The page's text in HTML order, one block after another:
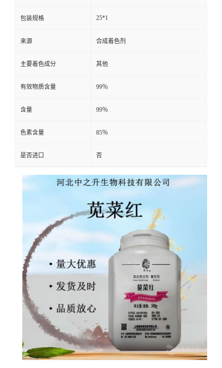
包装规格 25*1
来源 合成着色剂
主要着色成分 其他
有效物质含量 99％
含量 99％
色素含量 85％
是否进口 否